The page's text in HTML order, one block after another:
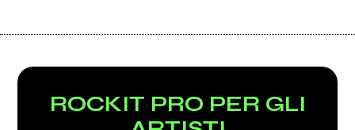
ROCKIT PRO PER GLI